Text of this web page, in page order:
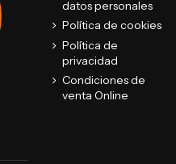
datos personales
Política de cookies
Política de
privacidad
Condiciones de
venta Online